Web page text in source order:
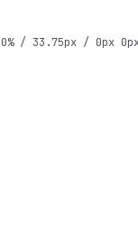
/ 33.75px / 0px